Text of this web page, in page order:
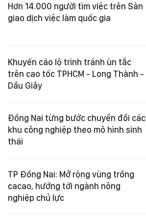
Hơn 14.000 người tìm việc trên Sàn
giao dịch việc làm quốc gia
Khuyến cáo lộ trình tránh ùn tắc
trên cao tốc TPHCM - Long Thành -
Dầu Giây
Đồng Nai từng bước chuyển đổi các
khu công nghiệp theo mô hình sinh
thái
TP Đồng Nai: Mở rộng vùng trồng
cacao, hướng tới ngành nông
nghiệp chủ lực